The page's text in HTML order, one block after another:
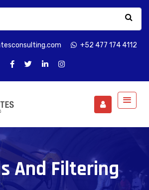
+52 477 174 4112
And Filtering